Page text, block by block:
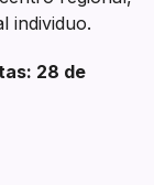
individuo.
28 de